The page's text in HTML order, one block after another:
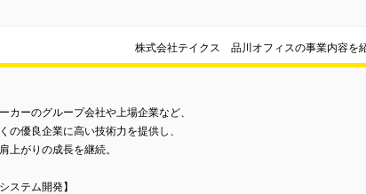
株式会社テイクス 品川オフィスの事業内容を紹
カーのグループ会社や上場企業など、
の優良企業に高い技術力を提供し、
上がりの成長を継続。
システム開発】